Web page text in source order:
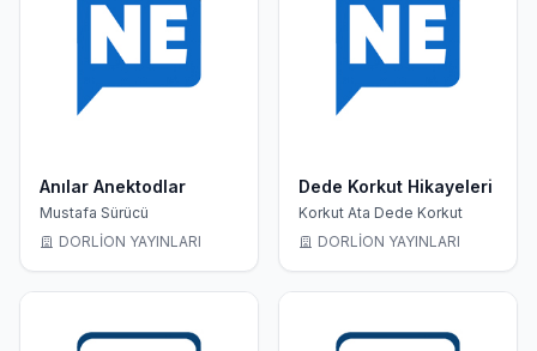
Anılar Anektodlar
Mustafa Sürücü
DORLİON YAYINLARI
Dede Korkut Hikayeleri
Korkut Ata Dede Korkut
DORLİON YAYINLARI